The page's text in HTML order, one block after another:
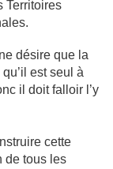
Territoires
désire que la
est seul à
il doit falloir l’y
cette
de tous les